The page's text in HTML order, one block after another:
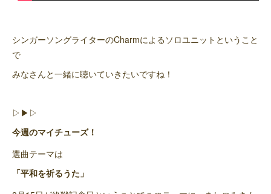
シンガーソングライターのCharmによるソロユニットということ
で
みなさんと一緒に聴いていきたいですね！
▷▶︎▷
今週のマイチューズ！
選曲テーマは
「平和を祈るうた」